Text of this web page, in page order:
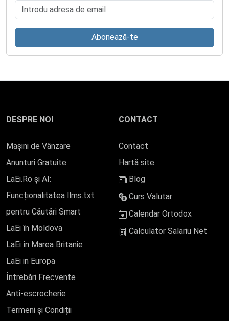
Introdu adresa de email
Abonează-te
DESPRE NOI
Mașini de Vânzare
Anunturi Gratuite
LaEi.Ro și AI:
Funcționalitatea llms.txt
pentru Căutări Smart
LaEi în Moldova
LaEi în Marea Britanie
LaEi in Europa
Întrebări Frecvente
Anti-escrocherie
Termeni și Condiții
CONTACT
Contact
Hartă site
Blog
Curs Valutar
Calendar Ortodox
Calculator Salariu Net